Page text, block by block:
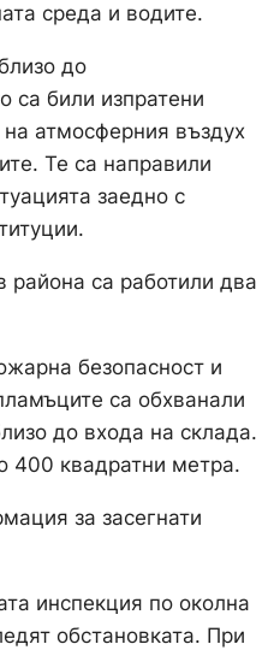
среда и водите.
до
са били изпратени
атмосферния въздух
Те са направили
заедно с
района са работили два
безопасност и
са обхванали
до входа на склада.
400 квадратни метра.
за засегнати
инспекция по околна
обстановката. При